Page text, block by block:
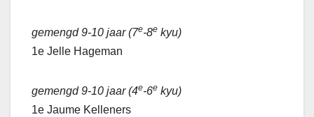
gemengd 9-10 jaar (7e-8e kyu)
1e Jelle Hageman
gemengd 9-10 jaar (4e-6e kyu)
1e Jaume Kelleners